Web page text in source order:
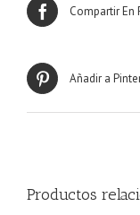
Compartir En
Añadir a
Productos